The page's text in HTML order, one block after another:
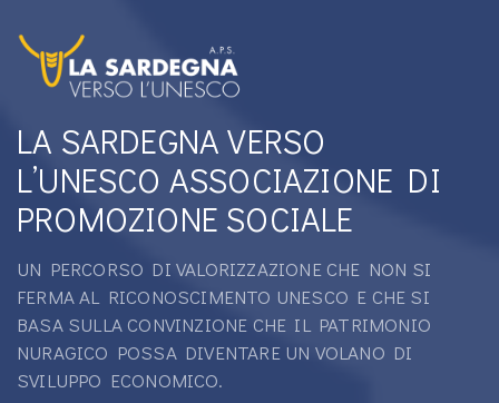
LA SARDEGNA VERSO
L’UNESCO ASSOCIAZIONE DI
PROMOZIONE SOCIALE
UN PERCORSO DI VALORIZZAZIONE CHE NON SI
FERMA AL RICONOSCIMENTO UNESCO E CHE SI
BASA SULLA CONVINZIONE CHE IL PATRIMONIO
NURAGICO POSSA DIVENTARE UN VOLANO DI
SVILUPPO ECONOMICO.